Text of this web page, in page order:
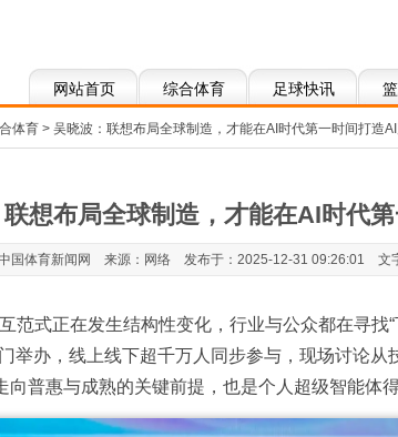
网站首页 综合体育 足球快讯
体育 > 吴晓波：联想布局全球制造，才能在AI时代第一时间打造
想布局全球制造，才能在AI时代
国体育新闻网 来源：网络 发布于：2025-12-31 09:26:01 文
范式正在发生结构性变化，行业与公众都在寻找
举办，线上线下超千万人同步参与，现场讨论
向普惠与成熟的关键前提，也是个人超级智能体